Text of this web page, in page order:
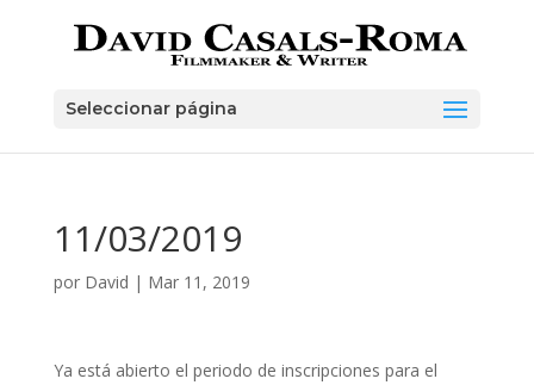
Seleccionar página
11/03/2019
por David | Mar 11, 2019
Ya está abierto el periodo de inscripciones para el